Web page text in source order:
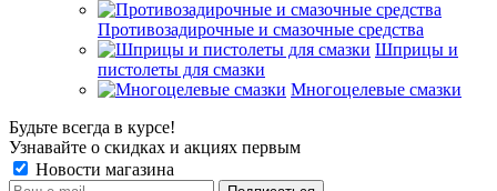
Противозадирочные и смазочные средства
Шприцы и
пистолеты для смазки
Многоцелевые смазки
Будьте всегда в курсе!
Узнавайте о скидках и акциях первым
Новости магазина